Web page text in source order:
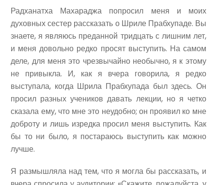
Радханатха Махараджа попросил меня и моих
духовных сестер рассказать о Шриле Прабхупаде. Вы
знаете, я являюсь преданной тридцать с лишним лет,
и меня довольно редко просят выступить. На самом
деле, для меня это чрезвычайно необычно, я к этому
не привыкла. И, как я вчера говорила, я редко
выступала, когда Шрила Прабхупада был здесь. Он
просил разных учеников давать лекции, но я четко
сказала ему, что мне это неудобно; он проявил ко мне
доброту и лишь изредка просил меня выступить. Как
бы то ни было, я постараюсь выступить как можно
лучше.
Я размышляла над тем, что я могла бы рассказать, и